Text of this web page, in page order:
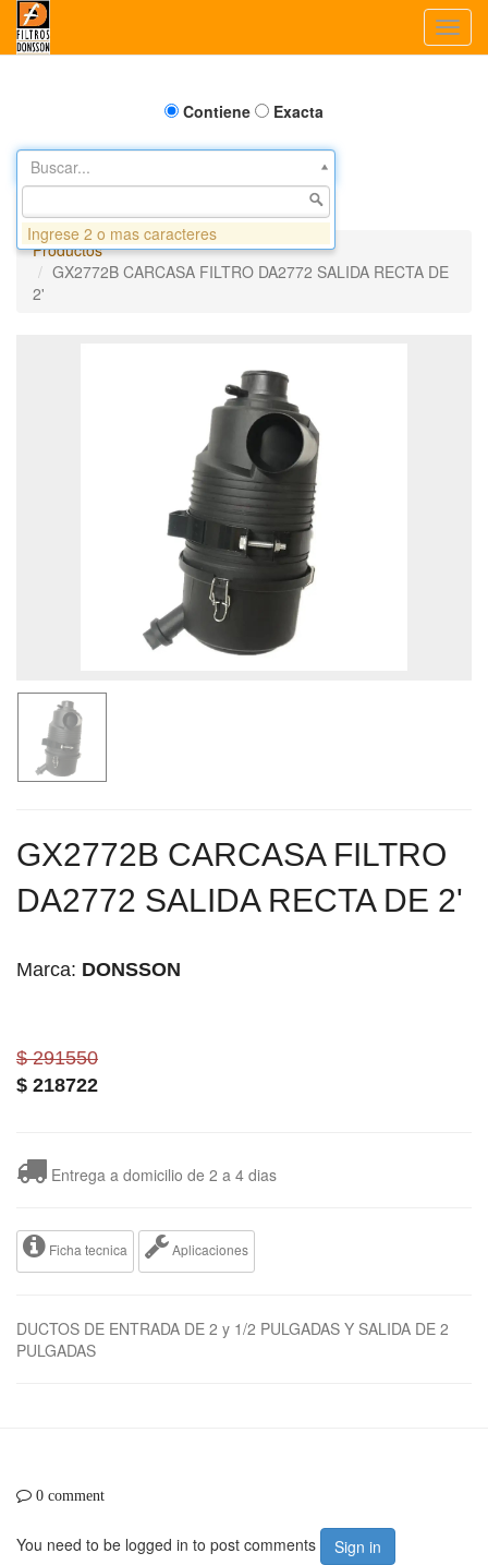
Contiene Exacta
Buscar...
Productos
GX2772B CARCASA FILTRO DA2772 SALIDA RECTA DE
2'
GX2772B CARCASA FILTRO
DA2772 SALIDA RECTA DE 2'
Marca: DONSSON
$ 291550
$ 218722
Entrega a domicilio de 2 a 4 dias
Ficha tecnica Aplicaciones
DUCTOS DE ENTRADA DE 2 y 1/2 PULGADAS Y SALIDA DE 2
PULGADAS
0 comment
You need to be logged in to post comments Sign in
Ingrese 2 o mas caracteres